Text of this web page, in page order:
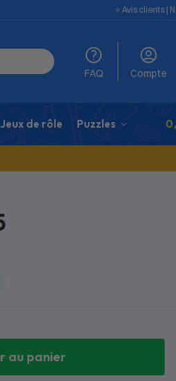
⭐️ Avis clients |
FAQ Compte
Jeux de rôle Puzzles
au panier